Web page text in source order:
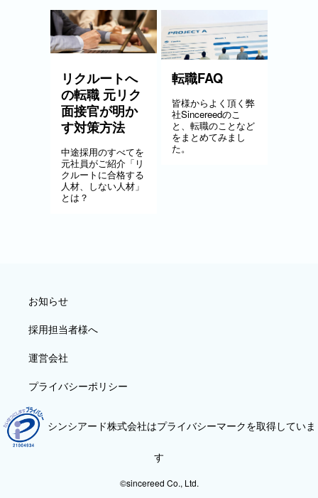
リクルートへ
の転職 元リク
面接官が明か
す対策方法
中途採用のすべてを
元社員がご紹介「リ
クルートに合格する
人材、しない人材」
とは？
転職FAQ
皆様からよく頂く弊
社Sincereedのこ
と、転職のことなど
をまとめてみまし
た。
お知らせ
採用担当者様へ
運営会社
プライバシーポリシー
シンシアード株式会社はプライバシーマークを取得していま
す
©sincereed Co., Ltd.